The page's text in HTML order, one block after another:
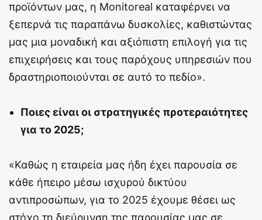
προϊόντων μας, η Monitoreal καταφέρνει να
ξεπερνά τις παραπάνω δυσκολίες, καθιστώντας
μας μια μοναδική και αξιόπιστη επιλογή για τις
επιχειρήσεις και τους παρόχους υπηρεσιών που
δραστηριοποιούνται σε αυτό το πεδίο».
Ποιες είναι οι στρατηγικές προτεραιότητες
για το 2025;
«Καθώς η εταιρεία μας ήδη έχει παρουσία σε
κάθε ήπειρο μέσω ισχυρού δικτύου
αντιπροσώπων, για το 2025 έχουμε θέσει ως
στόχο τη διεύρυνση της παρουσίας μας σε